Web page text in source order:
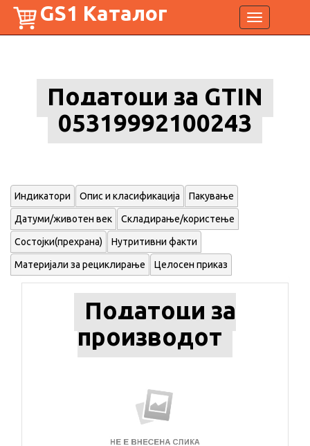
Toggle
navigation
GS1 Каталог
Податоци за GTIN
05319992100243
Индикатори Опис и класификација Пакување
Датуми/животен век Складирање/користење
Состојки(прехрана) Нутритивни факти
Материјали за рециклирање Целосен приказ
Податоци за
производот